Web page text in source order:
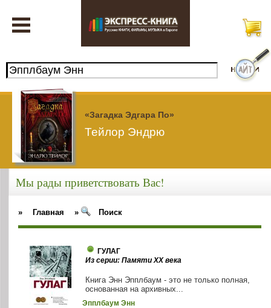
«Загадка Эдгара По»
Тейлор Эндрю
Мы рады приветствовать Вас!
» Главная » Поиск
ГУЛАГ
Из серии: Памяти ХХ века
Книга Энн Эпплбаум - это не только полная,
основанная на архивных...
Эпплбаум Энн